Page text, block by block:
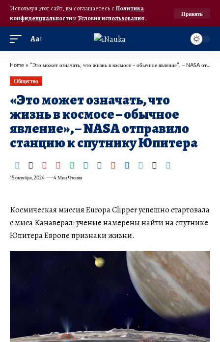
Используя этот сайт, вы соглашаетесь с Политика
конфиденциальностииУсловия использования.
Принять
Аа
Home » “Это может означать, что жизнь в космосе – обычное явление”, – NASA отправило станцию к спутнику Юпитера
Общество
«Это может означать, что
жизнь в космосе – обычное
явление», – NASA отправило
станцию к спутнику Юпитера
15 октября, 2024 4 Мин Чтения
Космическая миссия Europa Clipper успешно стартовала
с мыса Канаверал: ученые намерены найти на спутнике
Юпитера Европе признаки жизни.